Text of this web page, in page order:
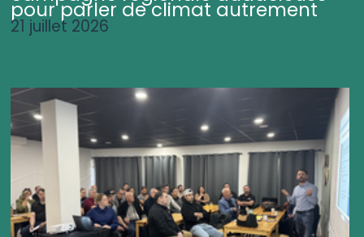
pour parler de climat autrement
21 juillet 2026